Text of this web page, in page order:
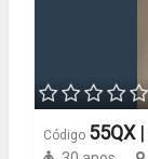
Código 55QX |